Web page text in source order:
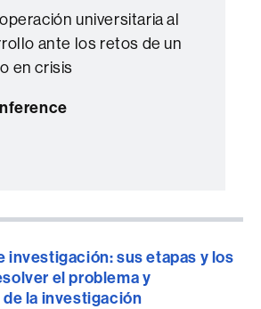
universitaria al
ante los retos de un
en crisis
investigación: sus etapas y los
el problema y
la investigación